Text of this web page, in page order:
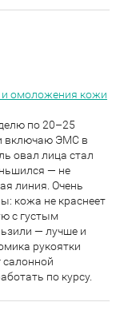
и омоложения кожи
по 20–25
включаю ЭМС в
овал лица стал
— не
линия. Очень
кожа не краснеет
с густым
— лучше и
рукоятки
по курсу.